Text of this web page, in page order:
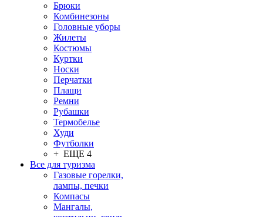
Брюки
Комбинезоны
Головные уборы
Жилеты
Костюмы
Куртки
Носки
Перчатки
Плащи
Ремни
Рубашки
Термобелье
Худи
Футболки
+ ЕЩЕ 4
Все для туризма
Газовые горелки,
лампы, печки
Компасы
Мангалы,